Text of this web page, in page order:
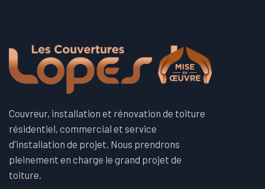
Couvreur, installation et rénovation de toiture
résidentiel, commercial et service
d'installation de projet. Nous prendrons
pleinement en charge le grand projet de
toiture.